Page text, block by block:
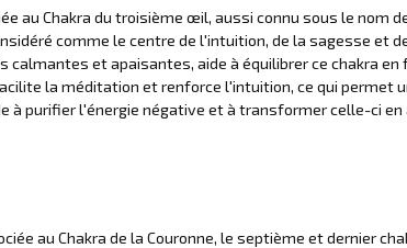
au Chakra du troisième œil, aussi connu sous le nom
comme le centre de l'intuition, de la sagesse et
calmantes et apaisantes, aide à équilibrer ce chakra
la méditation et renforce l'intuition, ce qui permet
à purifier l'énergie négative et à transformer celle-ci
au Chakra de la Couronne, le septième et dernier